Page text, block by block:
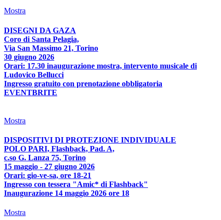
Mostra
DISEGNI DA GAZA
Coro di Santa Pelagia,
Via San Massimo 21, Torino
30 giugno 2026
Orari: 17.30 inaugurazione mostra, intervento musicale di
Ludovico Bellucci
Ingresso gratuito con prenotazione obbligatoria
EVENTBRITE
Mostra
DISPOSITIVI DI PROTEZIONE INDIVIDUALE
POLO PARI, Flashback, Pad. A,
c.so G. Lanza 75, Torino
15 maggio - 27 giugno 2026
Orari: gio-ve-sa, ore 18-21
Ingresso con tessera "Amic* di Flashback"
Inaugurazione 14 maggio 2026 ore 18
Mostra